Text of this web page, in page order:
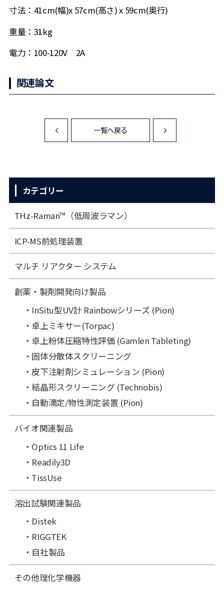
寸法：41cm(幅)x 57cm(高さ) x 59cm(奥行)
重量：31kg
電力：100-120V 2A
関連論文
<
一覧へ戻る
カテゴリー
THz-Raman™（低周波ラマン）
ICP-MS前処理装置
マルチ リアクター システム
創薬・製剤開発向け製品
InSitu型UV計 Rainbowシリーズ (Pion)
卓上ミキサー(Torpac)
卓上粉体圧縮特性評価 (Gamlen Tableting)
固体分散体スクリーニング
皮下注射剤シミュレーション (Pion)
結晶形スクリーニング (Technobis)
自動滴定/物性測定装置 (Pion)
バイオ関連製品
Optics 11 Life
Readily3D
TissUse
溶出試験関連製品
Distek
RIGGTEK
自社製品
その他理化学機器